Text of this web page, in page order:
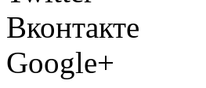
Вконтакте
Google+